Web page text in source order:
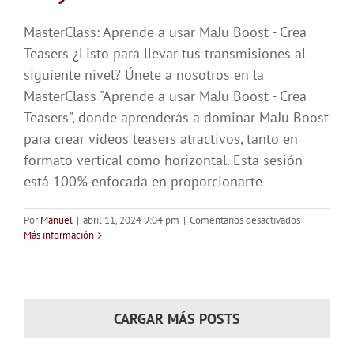
MasterClass: Aprende a usar MaJu Boost - Crea
Teasers ¿Listo para llevar tus transmisiones al
siguiente nivel? Únete a nosotros en la
MasterClass "Aprende a usar MaJu Boost - Crea
Teasers", donde aprenderás a dominar MaJu Boost
para crear vídeos teasers atractivos, tanto en
formato vertical como horizontal. Esta sesión
está 100% enfocada en proporcionarte
PorManuel | abril 11, 2024 9:04 pm | Comentarios desactivadosen
Aprende
Más información
CARGAR MÁS POSTS